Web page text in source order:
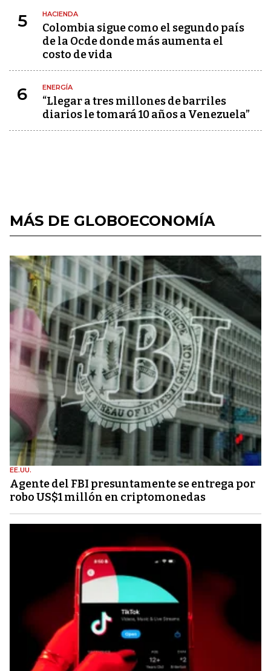
5 HACIENDA
Colombia sigue como el segundo país
de la Ocde donde más aumenta el
costo de vida
6 ENERGÍA
“Llegar a tres millones de barriles
diarios le tomará 10 años a Venezuela”
MÁS DE GLOBOECONOMÍA
EE.UU.
Agente del FBI presuntamente se entrega por
robo US$1 millón en criptomonedas